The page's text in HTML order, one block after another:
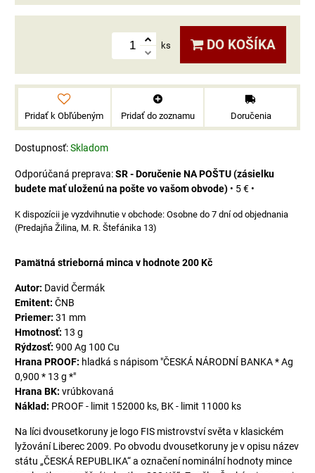
ks DO KOŠÍKA
Pridať k Obľúbeným Pridať do zoznamu Doručenia
Dostupnosť:Skladom
SR - Doručenie NA POŠTU (zásielku
budete mať uloženú na pošte vo vašom obvode) • 5 € •
Osobne do 7 dní od objednania
(Predajňa Žilina, M. R. Štefánika 13)
Pamätná strieborná minca v hodnote 200 Kč
Autor: David Čermák
Emitent: ČNB
Priemer: 31 mm
Hmotnosť: 13 g
Rýdzosť: 900 Ag 100 Cu
Hrana PROOF: hladká s nápisom "ČESKÁ NÁRODNÍ BANKA * Ag
0,900 * 13 g *"
Hrana BK: vrúbkovaná
Náklad: PROOF - limit 152000 ks, BK - limit 11000 ks
Na líci dvousetkoruny je logo FIS mistrovství světa v klasickém
lyžování Liberec 2009. Po obvodu dvousetkoruny je v opisu název
státu „ČESKÁ REPUBLIKA“ a označení nominální hodnoty mince